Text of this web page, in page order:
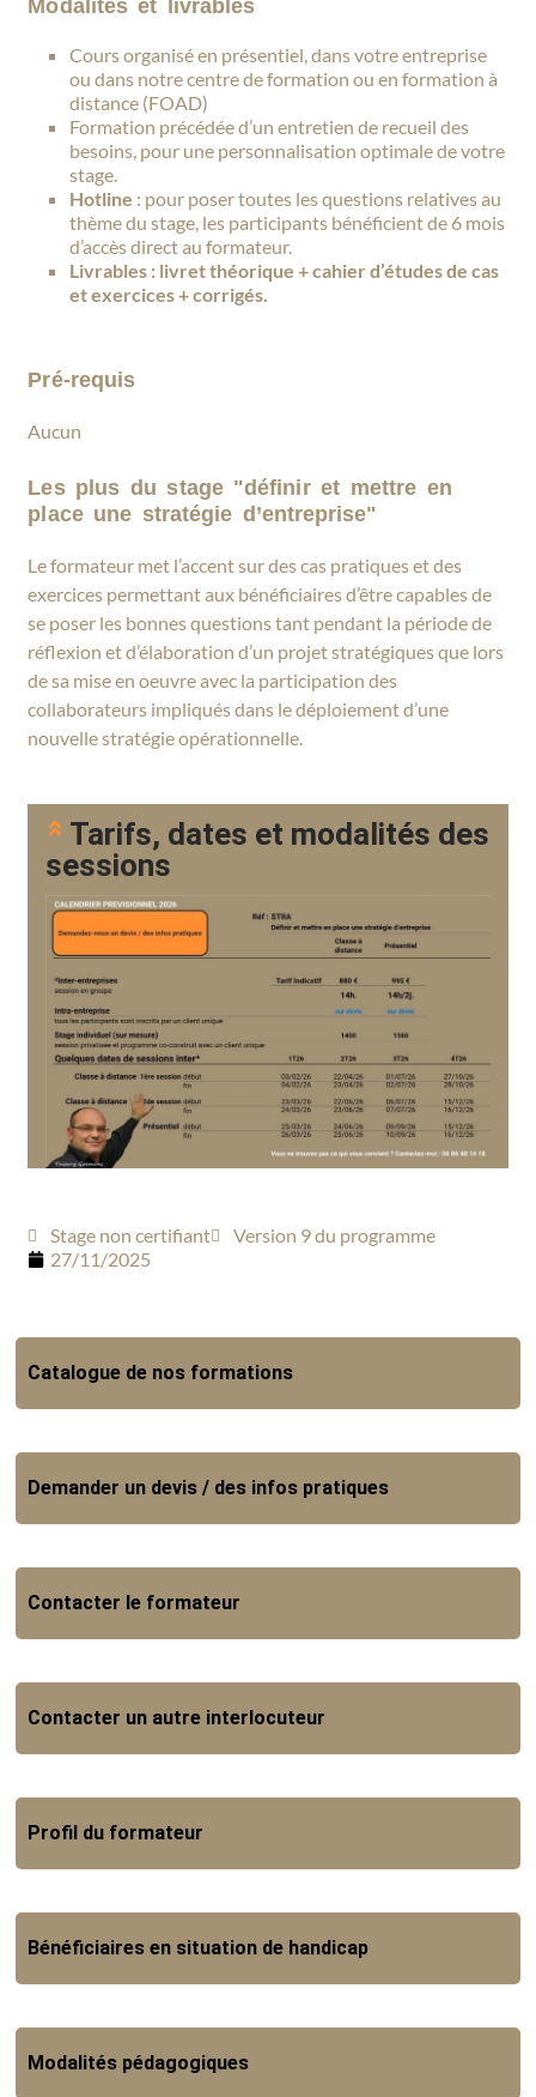
Modalités et livrables
Cours organisé en présentiel, dans votre entreprise
ou dans notre centre de formation ou en formation à
distance (FOAD)
Formation précédée d’un entretien de recueil des
besoins, pour une personnalisation optimale de votre
stage.
Hotline : pour poser toutes les questions relatives au
thème du stage, les participants bénéficient de 6 mois
d’accès direct au formateur.
Livrables : livret théorique + cahier d’études de cas
et exercices + corrigés.
Pré-requis
Aucun
Les plus du stage "définir et mettre en
place une stratégie d’entreprise"
Le formateur met l’accent sur des cas pratiques et des
exercices permettant aux bénéficiaires d’être capables de
se poser les bonnes questions tant pendant la période de
réflexion et d’élaboration d’un projet stratégiques que lors
de sa mise en oeuvre avec la participation des
collaborateurs impliqués dans le déploiement d’une
nouvelle stratégie opérationnelle.
Tarifs, dates et modalités des
sessions
Stage non certifiant
Version 9 du programme
27/11/2025
Catalogue de nos formations
Demander un devis / des infos pratiques
Contacter le formateur
Contacter un autre interlocuteur
Profil du formateur
Bénéficiaires en situation de handicap
Modalités pédagogiques